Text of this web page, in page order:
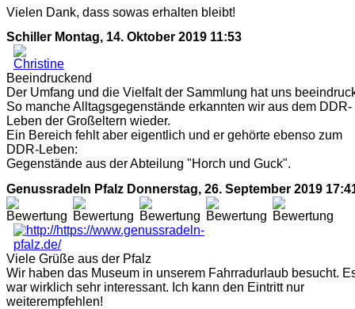
Vielen Dank, dass sowas erhalten bleibt!
Schiller Montag, 14. Oktober 2019 11:53
Beeindruckend
Der Umfang und die Vielfalt der Sammlung hat uns
So manche Alltagsgegenstände erkannten wir aus dem DDR-
Leben der Großeltern wieder.
Ein Bereich fehlt aber eigentlich und er gehörte ebenso zum
DDR-Leben:
Gegenstände aus der Abteilung "Horch und Guck".
Genussradeln Pfalz Donnerstag, 26. September 2019
Viele Grüße aus der Pfalz
Wir haben das Museum in unserem Fahrradurlaub besucht.
war wirklich sehr interessant. Ich kann den Eintritt nur
weiterempfehlen!